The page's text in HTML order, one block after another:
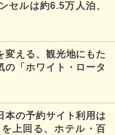
セルは約6.5万人泊、
変える、観光地にもた
の「ホワイト・ロータ
本の予約サイト利用は
上回る、ホテル・百